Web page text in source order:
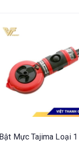
Bật Mực Tajima Loại 1